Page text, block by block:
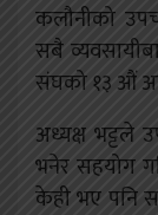
कलौनीको
सबै
संघको १३ औं
अध्यक्ष भट्टले
भनेर सहयोग
केही भए पनि